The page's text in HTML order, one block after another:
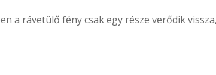
a rávetülő fény csak egy része verődik